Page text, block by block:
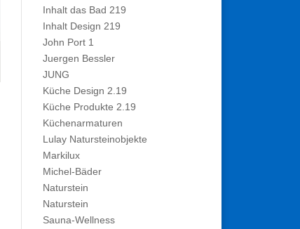
Inhalt das Bad 219
Inhalt Design 219
John Port 1
Juergen Bessler
JUNG
Küche Design 2.19
Küche Produkte 2.19
Küchenarmaturen
Lulay Natursteinobjekte
Markilux
Michel-Bäder
Naturstein
Naturstein
Sauna-Wellness